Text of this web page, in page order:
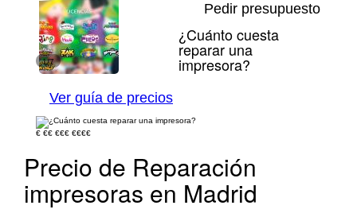
1/7
Pedir presupuesto
¿Cuánto cuesta
reparar una
impresora?
Ver guía de precios
€ €€ €€€ €€€€
Precio de Reparación
impresoras en Madrid